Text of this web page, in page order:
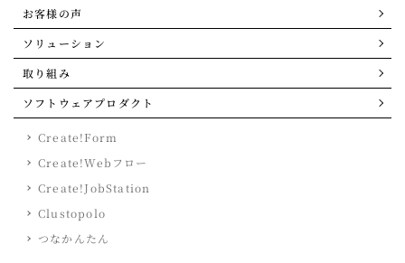
お客様の声
ソリューション
取り組み
ソフトウェアプロダクト
Create!Form
Create!Webフロー
Create!JobStation
Clustopolo
つなかんたん